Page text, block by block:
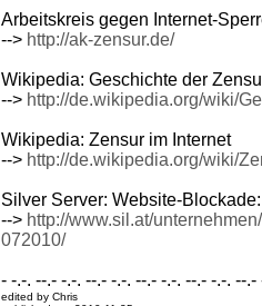
Arbeitskreis gegen Internet-
--> http://ak-zensur.de/
Wikipedia: Geschichte der
--> http://de.wikipedia.org/wiki/
Wikipedia: Zensur im Internet
--> http://de.wikipedia.org/wiki/
Silver Server: Website-
--> http://www.sil.at/
072010/
- -.-. --.- -.-. --.- -.-. --.- -.-. --.- -.-. --.-
edited by Chris